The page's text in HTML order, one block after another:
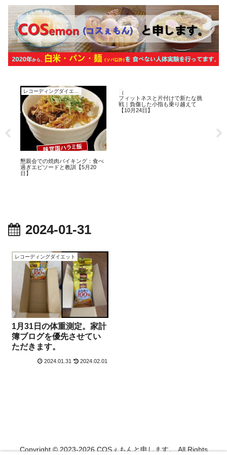
懇親会での焼肉バイキング：食べ
過ぎエピソードと教訓【5月20
日】
レコーディングダイエット
フィットネスと片付けで新たな挑
戦｜負傷した小指も乗り越えて
【10月24日】
2024-01-31
レコーディングダイエット
1月31日の体重測定。家計
簿ブログを優先させてい
ただきます。
2024.01.31 2024.02.01
Copyright © 2023-2026 COSぇもんと申します。 All Rights